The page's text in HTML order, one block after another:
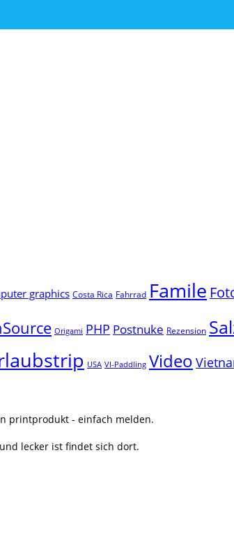
graphics Costa Rica Fahrrad Famile
Origami PHP Postnuke Rezension
USA VI-Paddling Video
printprodukt - einfach melden.
lecker ist findet sich dort.